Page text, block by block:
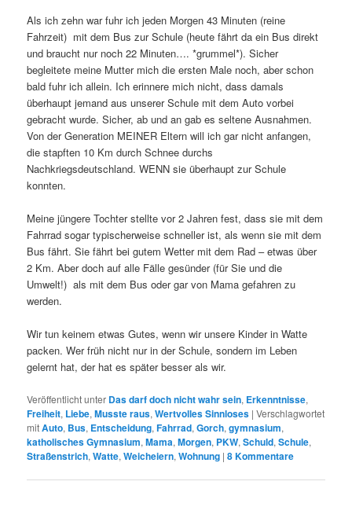
Als ich zehn war fuhr ich jeden Morgen 43 Minuten (reine
Fahrzeit) mit dem Bus zur Schule (heute fährt da ein Bus direkt
und braucht nur noch 22 Minuten…. *grummel*). Sicher
begleitete meine Mutter mich die ersten Male noch, aber schon
bald fuhr ich allein. Ich erinnere mich nicht, dass damals
überhaupt jemand aus unserer Schule mit dem Auto vorbei
gebracht wurde. Sicher, ab und an gab es seltene Ausnahmen.
Von der Generation MEINER Eltern will ich gar nicht anfangen,
die stapften 10 Km durch Schnee durchs
Nachkriegsdeutschland. WENN sie überhaupt zur Schule
konnten.
Meine jüngere Tochter stellte vor 2 Jahren fest, dass sie mit dem
Fahrrad sogar typischerweise schneller ist, als wenn sie mit dem
Bus fährt. Sie fährt bei gutem Wetter mit dem Rad – etwas über
2 Km. Aber doch auf alle Fälle gesünder (für Sie und die
Umwelt!) als mit dem Bus oder gar von Mama gefahren zu
werden.
Wir tun keinem etwas Gutes, wenn wir unsere Kinder in Watte
packen. Wer früh nicht nur in der Schule, sondern im Leben
gelernt hat, der hat es später besser als wir.
Veröffentlicht unter Das darf doch nicht wahr sein, Erkenntnisse,
Freiheit, Liebe,Musste raus,Wertvolles Sinnloses |Verschlagwortet
mitAuto, Bus, Entscheidung,Fahrrad,Gorch,gymnasium,
katholisches Gymnasium,Mama,Morgen, PKW,Schuld,Schule,
Straßenstrich,Watte,Weicheiern,Wohnung |8Kommentare